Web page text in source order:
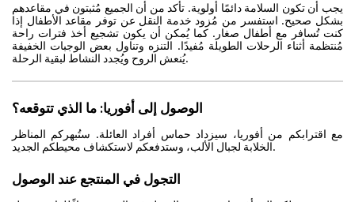
يجب أن تكون السلامة دائمًا أولوية. تأكد من أن الجميع مُثبتون في مقاعدهم
بشكل صحيح. استفسر من مُزود خدمة النقل عن توفر مقاعد الأطفال إذا
كنت تُسافر مع أطفال صغار. كما يُمكن أن يكون تشجيع أخذ فترات راحة
مُنتظمة أثناء الرحلات الطويلة مُفيدًا. التنزه وتناول بعض الوجبات الخفيفة
يُنعش الروح ويُجدد النشاط لبقية الرحلة.
الوصول إلى أفوريا: ما الذي تتوقعه؟
مع اقترابكم من أفوريا، سيزداد حماس أفراد العائلة. ستُبهركم المناظر
الخلابة لجبال الألب، وستدفعكم لاستكشاف محيطكم الجديد.
التجول في المنتجع عند الوصول